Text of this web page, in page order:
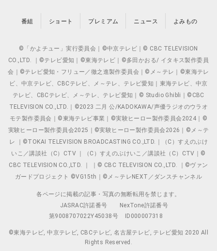
番組 ショート プレミアム ニュース よみもの
©「かよチュー」実行委員会｜©中京テレビ｜© CBC TELEVISION
CO.,LTD. ｜©テレビ愛知｜©東海テレビ｜©多田かおる/ イタキス製作委員
会｜©テレビ愛知・フリュー／徹之進製作委員会｜©メ～テレ｜©東海テレ
ビ、中京テレビ、CBCテレビ、メ～テレ、テレビ愛知｜東海テレビ、中京
テレビ、CBCテレビ、メ～テレ、テレビ愛知｜© Studio Ghibli｜©CBC
TELEVISION CO.,LTD.｜©2023 二月 公/KADOKAWA/声優ラジオのウラオ
モテ製作委員会｜©東海テレビ事業｜©実験ヒーロー製作委員会2024｜©
実験ヒーロー製作委員会2025｜©実験ヒーロー製作委員会2026｜©メ～テ
レ ｜©TOKAI TELEVISION BROADCASTING CO.,LTD.｜（C）すえのぶけ
いこ／講談社（C）CTV ｜（C）すえのぶけいこ／講談社（C）CTV｜©
CBC TELEVISION CO.,LTD. ｜ ｜© CBC TELEVISION CO.,LTD. ｜©ヴァン
ガードプロジェクト ©VG15th｜©メ～テレNEXT／ダンスチャンネル
各ページに掲載の記事・写真の無断転用を禁じます。
JASRAC許諾番号
NexTone許諾番号
第9008707022Y45038号
ID000007318
©東海テレビ, 中京テレビ, CBCテレビ, 名古屋テレビ, テレビ愛知 2020 All
Rights Reserved.